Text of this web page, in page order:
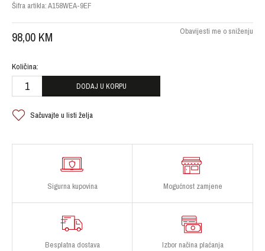
Šifra artikla:A158WEA-9EF
98,00 KM Obavijesti me o sniženju
Količina:
DODAJ U KORPU
Sačuvajte u listi želja
Sigurna kupovina Mogućnost zamjene
Besplatna dostava Izbor načina plaćanja